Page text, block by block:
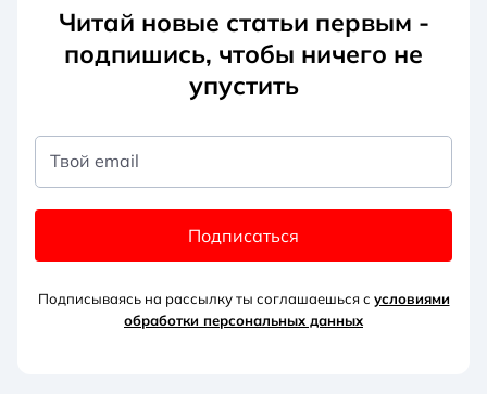
Читай новые статьи первым -
подпишись, чтобы ничего не
упустить
Твой email
Подписаться
Подписываясь на рассылку ты соглашаешься с условиями
обработки персональных данных